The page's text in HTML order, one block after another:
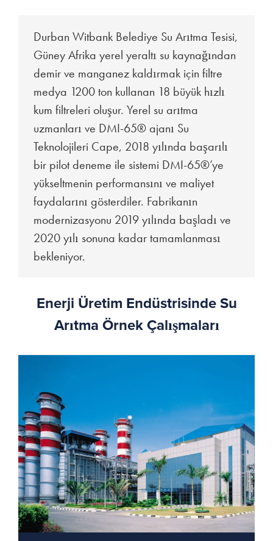
Durban Witbank Belediye Su Arıtma Tesisi,
Güney Afrika yerel yeraltı su kaynağından
demir ve manganez kaldırmak için filtre
medya 1200 ton kullanan 18 büyük hızlı
kum filtreleri oluşur. Yerel su arıtma
uzmanları ve DMI-65® ajanı Su
Teknolojileri Cape, 2018 yılında başarılı
bir pilot deneme ile sistemi DMI-65®’ye
yükseltmenin performansını ve maliyet
faydalarını gösterdiler. Fabrikanın
modernizasyonu 2019 yılında başladı ve
2020 yılı sonuna kadar tamamlanması
bekleniyor.
Enerji Üretim Endüstrisinde Su
Arıtma Örnek Çalışmaları